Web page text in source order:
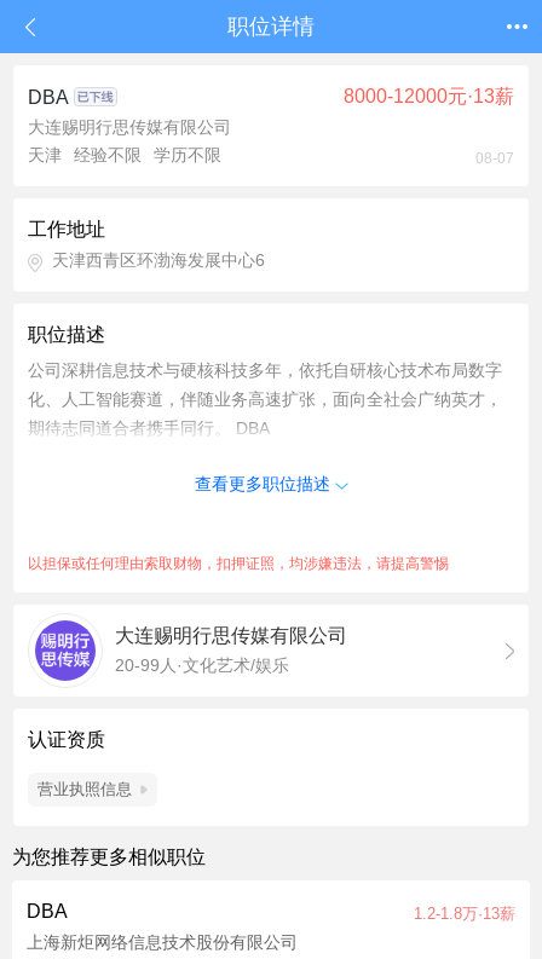
职位详情
DBA 8000-12000元·13薪
大连赐明行思传媒有限公司
天津
经验不限 学历不限 08-07
工作地址
天津西青区环渤海发展中心6
职位描述
公司深耕信息技术与硬核科技多年，依托自研核心技术布局数字
化、人工智能赛道，伴随业务高速扩张，面向全社会广纳英才，
期待志同道合者携手同行。 DBA
查看更多职位描述
以担保或任何理由索取财物，扣押证照，均涉嫌违法，请提高警惕
大连赐明行思传媒有限公司
20-99人·文化艺术/娱乐
认证资质
营业执照信息
为您推荐更多相似职位
DBA 1.2-1.8万·13薪
上海新炬网络信息技术股份有限公司